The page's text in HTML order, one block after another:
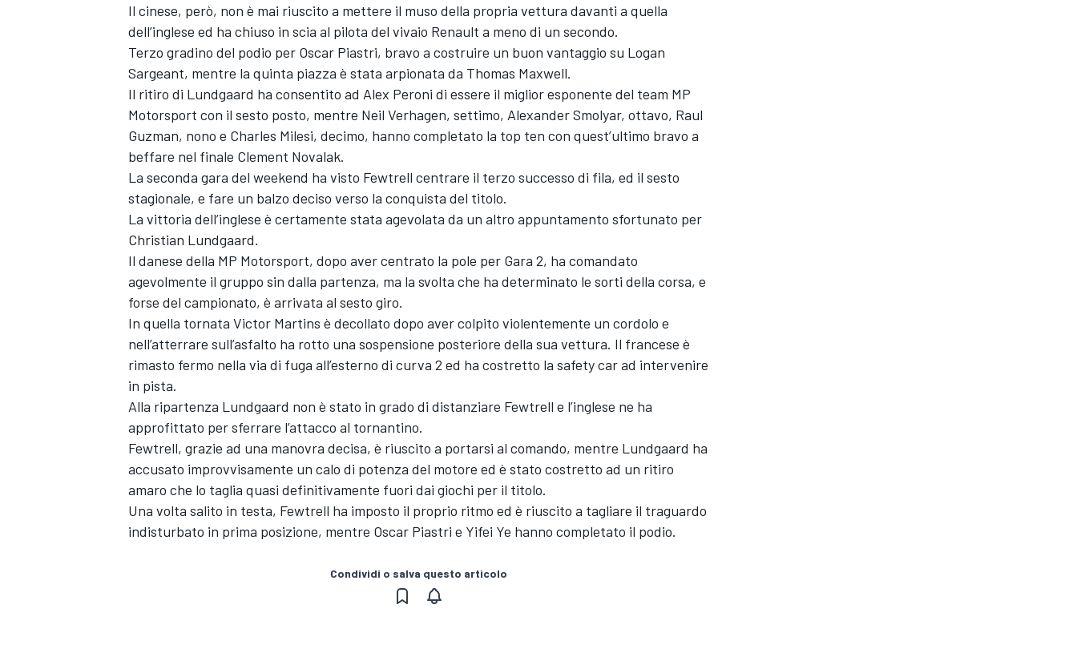
ENDURANCE/GT
Il cinese, però, non è mai riuscito a mettere il muso della propria vettura davanti a quella
dell’inglese ed ha chiuso in scia al pilota del vivaio Renault a meno di un secondo.
Terzo gradino del podio per Oscar Piastri, bravo a costruire un buon vantaggio su Logan
Sargeant, mentre la quinta piazza è stata arpionata da Thomas Maxwell.
Il ritiro di Lundgaard ha consentito ad Alex Peroni di essere il miglior esponente del team MP
Motorsport con il sesto posto, mentre Neil Verhagen, settimo, Alexander Smolyar, ottavo, Raul
Guzman, nono e Charles Milesi, decimo, hanno completato la top ten con quest’ultimo bravo a
beffare nel finale Clement Novalak.
La seconda gara del weekend ha visto Fewtrell centrare il terzo successo di fila, ed il sesto
stagionale, e fare un balzo deciso verso la conquista del titolo.
La vittoria dell’inglese è certamente stata agevolata da un altro appuntamento sfortunato per
Christian Lundgaard.
Il danese della MP Motorsport, dopo aver centrato la pole per Gara 2, ha comandato
agevolmente il gruppo sin dalla partenza, ma la svolta che ha determinato le sorti della corsa, e
forse del campionato, è arrivata al sesto giro.
In quella tornata Victor Martins è decollato dopo aver colpito violentemente un cordolo e
nell’atterrare sull’asfalto ha rotto una sospensione posteriore della sua vettura. Il francese è
rimasto fermo nella via di fuga all’esterno di curva 2 ed ha costretto la safety car ad intervenire
in pista.
Alla ripartenza Lundgaard non è stato in grado di distanziare Fewtrell e l’inglese ne ha
approfittato per sferrare l’attacco al tornantino.
Fewtrell, grazie ad una manovra decisa, è riuscito a portarsi al comando, mentre Lundgaard ha
accusato improvvisamente un calo di potenza del motore ed è stato costretto ad un ritiro
amaro che lo taglia quasi definitivamente fuori dai giochi per il titolo.
Una volta salito in testa, Fewtrell ha imposto il proprio ritmo ed è riuscito a tagliare il traguardo
indisturbato in prima posizione, mentre Oscar Piastri e Yifei Ye hanno completato il podio.
Condividi o salva questo articolo